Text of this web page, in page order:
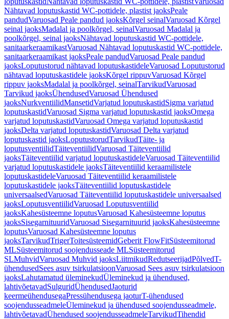
Nähtavad loputuskastid WC-pottidele, plastist jaoksPeale
pandudVaruosad Peale pandud jaoksKõrgel seinalVaruosad Kõrgel
seinal jaoksMadalal ja poolkõrgel, seinalVaruosad Madalal ja
poolkõrgel, seinal jaoksNähtavad loputuskastid WC-pottidele,
sanitaarkeraamikastVaruosad Nähtavad loputuskastid WC-pottidele,
sanitaarkeraamikast jaoksPeale pandudVaruosad Peale pandud
jaoksLoputustorud nähtavad loputuskastideleVaruosad Loputustorud
nähtavad loputuskastidele jaoksKõrgel rippuvVaruosad Kõrgel
rippuv jaoksMadalal ja poolkõrgel, seinalTarvikudVaruosad
Tarvikud jaoksÜhendusedVaruosad Ühendused
jaoksNurkventiilidMansetidVarjatud loputuskastidSigma varjatud
loputuskastidVaruosad Sigma varjatud loputuskastid jaoksOmega
varjatud loputuskastidVaruosad Omega varjatud loputuskastid
jaoksDelta varjatud loputuskastidVaruosad Delta varjatud
loputuskastid jaoksLoputustorudTarvikudTäite- ja
loputusventiilidTäiteventiilidVaruosad Täiteventiilid
jaoksTäiteventiilid varjatud loputuskastideleVaruosad Täiteventiilid
varjatud loputuskastidele jaoksTäiteventiilid keraamilistele
loputuskastideleVaruosad Täiteventiilid keraamilistele
loputuskastidele jaoksTäiteventiilid loputuskastidele
universaalsedVaruosad Täiteventiilid loputuskastidele universaalsed
jaoksLoputusventiilidVaruosad Loputusventiilid
jaoksKahesüsteemne loputusVaruosad Kahesüsteemne loputus
jaoksSisegarnituuridVaruosad Sisegarnituurid jaoksKahesüsteemne
loputusVaruosad Kahesüsteemne loputus
jaoksTarvikudTrigerToitesüsteemidGeberit FlowFitSüsteemitorud
MLSüsteemitorud soojendusseade MLSüsteemitorud
SLMuhvidVaruosad Muhvid jaoksLiitmikudRedutseerijadPõlvedT-
ühendusedSees asuv tsirkulatsioonVaruosad Sees asuv tsirkulatsioon
jaoksLahutamatud üleminekudÜleminekud ja ühendused,
lahtivõetavadSulguridÜhendusedJaoturid
keermeühendusegaPressühendusega jaoturT-ühendused
soojendusseadmeleÜleminekud ja ühendused soojendusseadmele,
lahtivõetavadÜhendused soojendusseadmeleTarvikudTihendid